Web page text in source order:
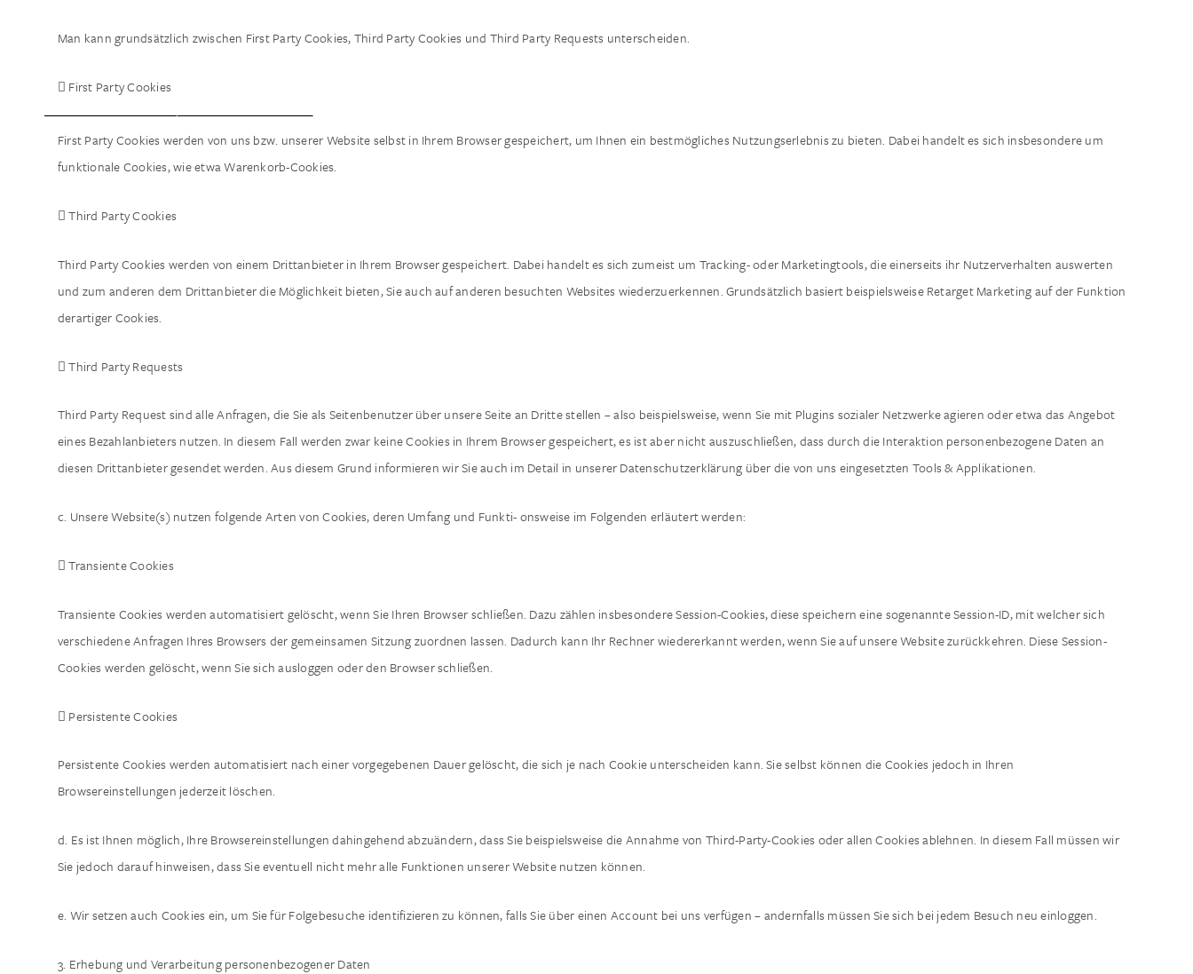
Man kann grundsätzlich zwischen First Party Cookies, Third Party Cookies und Third Party Requests unterscheiden.
 First Party Cookies
First Party Cookies werden von uns bzw. unserer Website selbst in Ihrem Browser gespeichert, um Ihnen ein bestmögliches Nutzungserlebnis zu bieten. Dabei handelt es sich insbesondere um
funktionale Cookies, wie etwa Warenkorb-Cookies.
 Third Party Cookies
Third Party Cookies werden von einem Drittanbieter in Ihrem Browser gespeichert. Dabei handelt es sich zumeist um Tracking- oder Marketingtools, die einerseits ihr Nutzerverhalten auswerten
und zum anderen dem Drittanbieter die Möglichkeit bieten, Sie auch auf anderen besuchten Websites wiederzuerkennen. Grundsätzlich basiert beispielsweise Retarget Marketing auf der Funktion
derartiger Cookies.
 Third Party Requests
Third Party Request sind alle Anfragen, die Sie als Seitenbenutzer über unsere Seite an Dritte stellen – also beispielsweise, wenn Sie mit Plugins sozialer Netzwerke agieren oder etwa das Angebot
eines Bezahlanbieters nutzen. In diesem Fall werden zwar keine Cookies in Ihrem Browser gespeichert, es ist aber nicht auszuschließen, dass durch die Interaktion personenbezogene Daten an
diesen Drittanbieter gesendet werden. Aus diesem Grund informieren wir Sie auch im Detail in unserer Datenschutzerklärung über die von uns eingesetzten Tools & Applikationen.
c. Unsere Website(s) nutzen folgende Arten von Cookies, deren Umfang und Funkti- onsweise im Folgenden erläutert werden:
 Transiente Cookies
Transiente Cookies werden automatisiert gelöscht, wenn Sie Ihren Browser schließen. Dazu zählen insbesondere Session-Cookies, diese speichern eine sogenannte Session-ID, mit welcher sich
verschiedene Anfragen Ihres Browsers der gemeinsamen Sitzung zuordnen lassen. Dadurch kann Ihr Rechner wiedererkannt werden, wenn Sie auf unsere Website zurückkehren. Diese Session-
Cookies werden gelöscht, wenn Sie sich ausloggen oder den Browser schließen.
 Persistente Cookies
Persistente Cookies werden automatisiert nach einer vorgegebenen Dauer gelöscht, die sich je nach Cookie unterscheiden kann. Sie selbst können die Cookies jedoch in Ihren
Browsereinstellungen jederzeit löschen.
d. Es ist Ihnen möglich, Ihre Browsereinstellungen dahingehend abzuändern, dass Sie beispielsweise die Annahme von Third-Party-Cookies oder allen Cookies ablehnen. In diesem Fall müssen wir
Sie jedoch darauf hinweisen, dass Sie eventuell nicht mehr alle Funktionen unserer Website nutzen können.
e. Wir setzen auch Cookies ein, um Sie für Folgebesuche identifizieren zu können, falls Sie über einen Account bei uns verfügen – andernfalls müssen Sie sich bei jedem Besuch neu einloggen.
3. Erhebung und Verarbeitung personenbezogener Daten